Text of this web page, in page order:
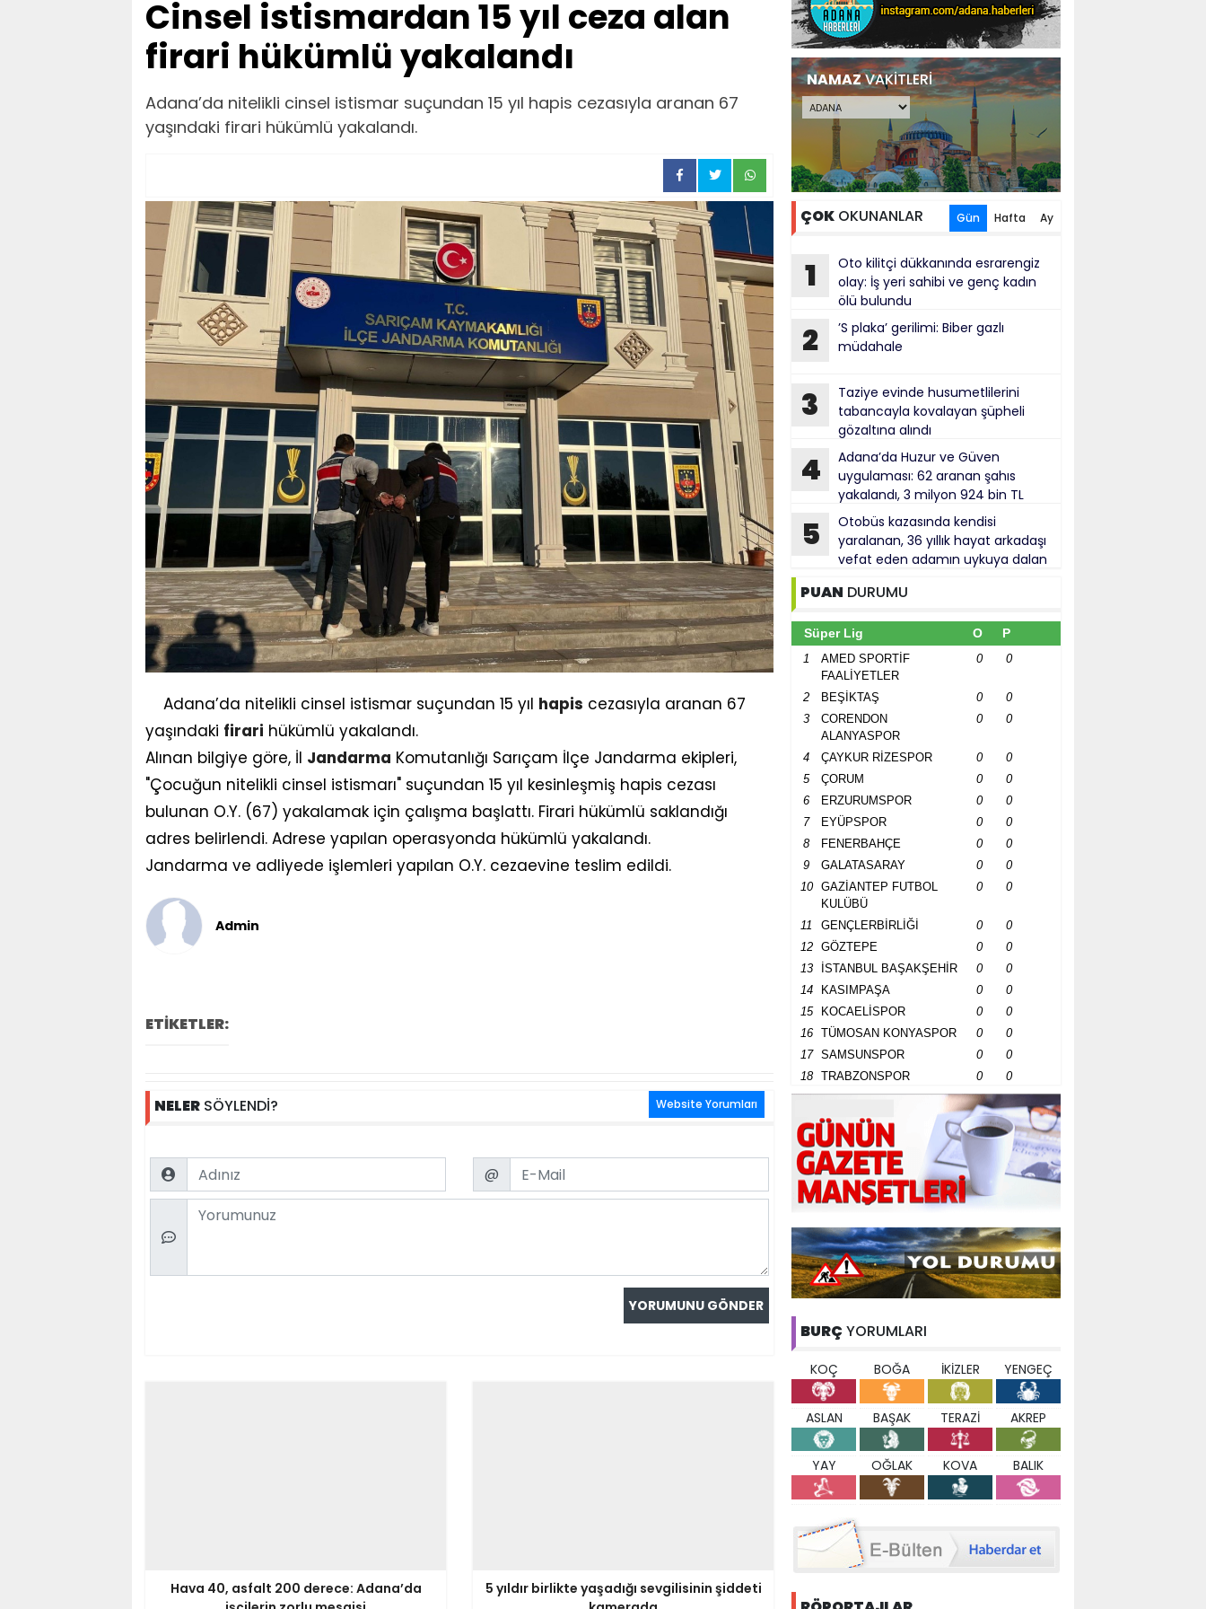
Cinsel istismardan 15 yıl ceza alan
firari hükümlü yakalandı
Adana’da nitelikli cinsel istismar suçundan 15 yıl hapis cezasıyla aranan 67
yaşındaki firari hükümlü yakalandı.
Adana’da nitelikli cinsel istismar suçundan 15 yıl hapis cezasıyla aranan 67
yaşındaki firari hükümlü yakalandı.
Alınan bilgiye göre, İl Jandarma Komutanlığı Sarıçam İlçe Jandarma ekipleri,
"Çocuğun nitelikli cinsel istismarı" suçundan 15 yıl kesinleşmiş hapis cezası
bulunan O.Y. (67) yakalamak için çalışma başlattı. Firari hükümlü saklandığı
adres belirlendi. Adrese yapılan operasyonda hükümlü yakalandı.
Jandarma ve adliyede işlemleri yapılan O.Y. cezaevine teslim edildi.
Admin
ETİKETLER:
NELER SÖYLENDİ? Website Yorumları
Name Email
@
Comment
Hava 40, asfalt 200 derece: Adana’da
5 yıldır birlikte yaşadığı sevgilisinin şiddeti
NAMAZVAKİTLERİ
ÇOK OKUNANLAR Gün Hafta Ay
1
Oto kilitçi dükkanında esrarengiz
olay: İş yeri sahibi ve genç kadın
ölü bulundu
2
’S plaka’ gerilimi: Biber gazlı
müdahale
3
Taziye evinde husumetlilerini
tabancayla kovalayan şüpheli
gözaltına alındı
4
Adana’da Huzur ve Güven
uygulaması: 62 aranan şahıs
yakalandı, 3 milyon 924 bin TL
ceza kesildi
5
Otobüs kazasında kendisi
yaralanan, 36 yıllık hayat arkadaşı
vefat eden adamın uykuya dalan
şoförü defalarca uyardığı ortaya çıktı
PUAN DURUMU
Süper Lig O P
1
AMED SPORTİF
FAALİYETLER
0 0
2 BEŞİKTAŞ 0
0
3
CORENDON
ALANYASPOR
0 0
4 ÇAYKUR RİZESPOR 0
0
5
ÇORUM 0
0
6
ERZURUMSPOR 0
0
7
EYÜPSPOR 0
0
8
FENERBAHÇE 0
0
9
GALATASARAY 0
0
10
GAZİANTEP FUTBOL
KULÜBÜ
0 0
11 GENÇLERBİRLİĞİ 0
0
12
GÖZTEPE 0
0
13
İSTANBUL BAŞAKŞEHİR 0
0
14
KASIMPAŞA 0
0
15
KOCAELİSPOR 0
0
16
TÜMOSAN KONYASPOR 0
0
17
SAMSUNSPOR 0
0
18
TRABZONSPOR 0 0
BURÇ YORUMLARI
KOÇ BOĞA İKİZLER YENGEÇ
ASLAN BAŞAK TERAZİ AKREP
YAY OĞLAK KOVA BALIK